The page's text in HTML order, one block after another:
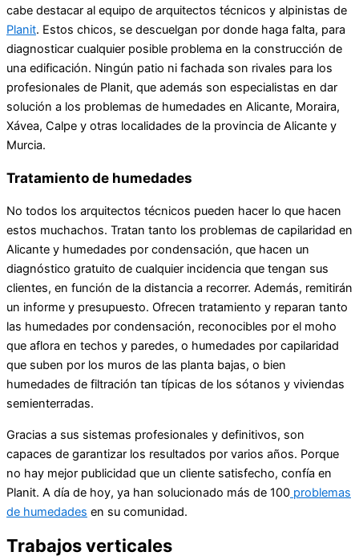
cabe destacar al equipo de arquitectos técnicos y alpinistas de
Planit. Estos chicos, se descuelgan por donde haga falta, para
diagnosticar cualquier posible problema en la construcción de
una edificación. Ningún patio ni fachada son rivales para los
profesionales de Planit, que además son especialistas en dar
solución a los problemas de humedades en Alicante, Moraira,
Xávea, Calpe y otras localidades de la provincia de Alicante y
Murcia.
Tratamiento de humedades
No todos los arquitectos técnicos pueden hacer lo que hacen
estos muchachos. Tratan tanto los problemas de capilaridad en
Alicante y humedades por condensación, que hacen un
diagnóstico gratuito de cualquier incidencia que tengan sus
clientes, en función de la distancia a recorrer. Además, remitirán
un informe y presupuesto. Ofrecen tratamiento y reparan tanto
las humedades por condensación, reconocibles por el moho
que aflora en techos y paredes, o humedades por capilaridad
que suben por los muros de las planta bajas, o bien
humedades de filtración tan típicas de los sótanos y viviendas
semienterradas.
Gracias a sus sistemas profesionales y definitivos, son
capaces de garantizar los resultados por varios años. Porque
no hay mejor publicidad que un cliente satisfecho, confía en
Planit. A día de hoy, ya han solucionado más de 100 problemas
de humedades en su comunidad.
Trabajos verticales